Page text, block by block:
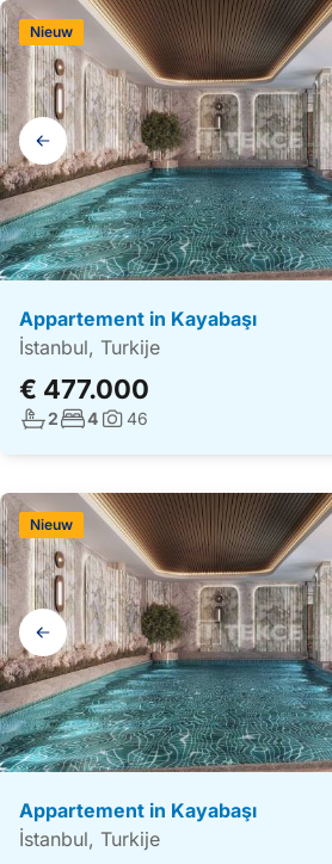
Galerij
navigatie
Appartement in Kayabaşı
İstanbul, Turkije
€ 477.000
Nieuw
Aantal badkamers:
2Aantal slaapkamers:
4Foto's:
46
Galerij
navigatie
Appartement in Kayabaşı
İstanbul, Turkije
Nieuw